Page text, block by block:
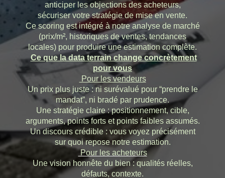
anticiper les objections des acheteurs,
sécuriser votre stratégie de mise en vente.
Ce scoring est intégré à notre analyse de marché
(prix/m², historiques de ventes, tendances
locales) pour produire une estimation complète.
Ce que la data terrain change concrètement
pour vous
Pour les vendeurs
Un prix plus juste : ni surévalué pour “prendre le
mandat”, ni bradé par prudence.
Une stratégie claire : positionnement, cible,
arguments, points forts et points faibles assumés.
Un discours crédible : vous voyez précisément
sur quoi repose notre estimation.
Pour les acheteurs
Une vision honnête du bien : qualités réelles,
défauts, contexte.